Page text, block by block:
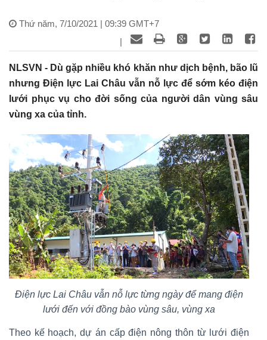
Thứ năm, 7/10/2021 | 09:39 GMT+7
|
NLSVN - Dù gặp nhiều khó khăn như dịch bệnh, bão lũ
nhưng Điện lực Lai Châu vẫn nỗ lực để sớm kéo điện
lưới phục vụ cho đời sống của người dân vùng sâu
vùng xa của tỉnh.
Điện lực Lai Châu vẫn nỗ lực từng ngày để mang điện
lưới đến với đồng bào vùng sâu, vùng xa
Theo kế hoạch, dự án cấp điện nông thôn từ lưới điện